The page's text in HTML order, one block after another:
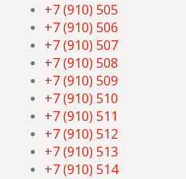
+7 (910) 505
+7 (910) 506
+7 (910) 507
+7 (910) 508
+7 (910) 509
+7 (910) 510
+7 (910) 511
+7 (910) 512
+7 (910) 513
+7 (910) 514